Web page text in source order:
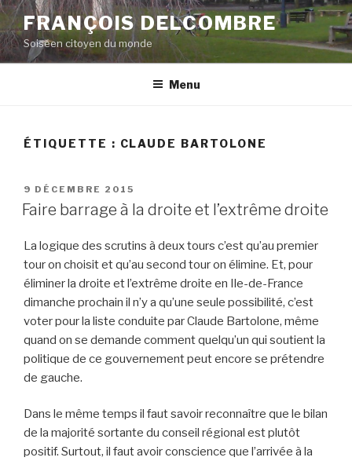
Aller
au
contenu
principal
FRANÇOIS DELCOMBRE
Soiséen citoyen du monde
Menu
ÉTIQUETTE : CLAUDE BARTOLONE
PUBLIÉ
LE
9 DÉCEMBRE 2015
Faire barrage à la droite et l’extrême droite
La logique des scrutins à deux tours c’est qu’au premier
tour on choisit et qu’au second tour on élimine. Et, pour
éliminer la droite et l’extrême droite en Ile-de-France
dimanche prochain il n’y a qu’une seule possibilité, c’est
voter pour la liste conduite par Claude Bartolone, même
quand on se demande comment quelqu’un qui soutient la
politique de ce gouvernement peut encore se prétendre
de gauche.
Dans le même temps il faut savoir reconnaître que le bilan
de la majorité sortante du conseil régional est plutôt
positif. Surtout, il faut avoir conscience que l’arrivée à la